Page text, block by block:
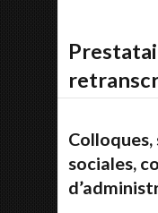
sociales,